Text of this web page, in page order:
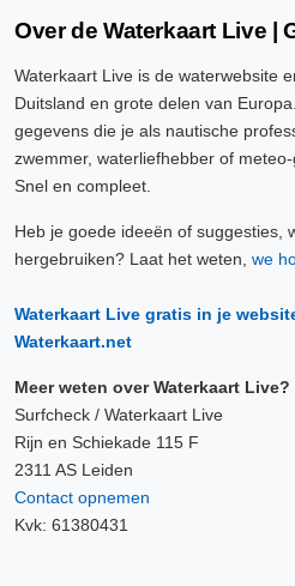
Over de Waterkaart Live |
Waterkaart Live is de waterwebsite
Duitsland en grote delen van
gegevens die je als nautische
zwemmer, waterliefhebber of
Snel en compleet.
Heb je goede ideeën of suggesties,
hergebruiken? Laat het weten, we
Waterkaart Live gratis in je
Waterkaart.net
Meer weten over Waterkaart Live?
Surfcheck / Waterkaart Live
Rijn en Schiekade 115 F
2311 AS Leiden
Contact opnemen
Kvk: 61380431